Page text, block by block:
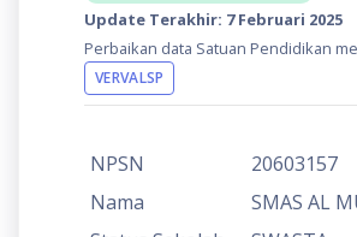
Update Terakhir: 7 Februari 2025
Perbaikan data Satuan Pendidikan
VERVALSP
NPSN
20603157
Nama
SMAS AL